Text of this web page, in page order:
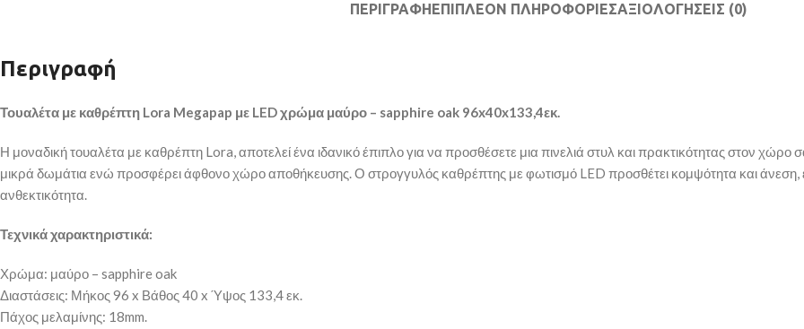
ΠΕΡΙΓΡΑΦΉΕΠΙΠΛΈΟΝ ΠΛΗΡΟΦΟΡΊΕΣΑΞΙΟΛΟΓΉΣΕΙΣ (0)
Περιγραφή
Τουαλέτα με καθρέπτη Lora Megapap με LED χρώμα μαύρο – sapphire oak 96x40x133,4εκ.
Η μοναδική τουαλέτα με καθρέπτη Lora, αποτελεί ένα ιδανικό έπιπλο για να προσθέσετε μια πινελιά στυλ και πρακτικότητας στον χώρο
μικρά δωμάτια ενώ προσφέρει άφθονο χώρο αποθήκευσης. Ο στρογγυλός καθρέπτης με φωτισμό LED προσθέτει κομψότητα και άνεση,
ανθεκτικότητα.
Τεχνικά χαρακτηριστικά:
Χρώμα: μαύρο – sapphire oak
Διαστάσεις: Μήκος 96 x Βάθος 40 x Ύψος 133,4 εκ.
Πάχος μελαμίνης: 18mm.